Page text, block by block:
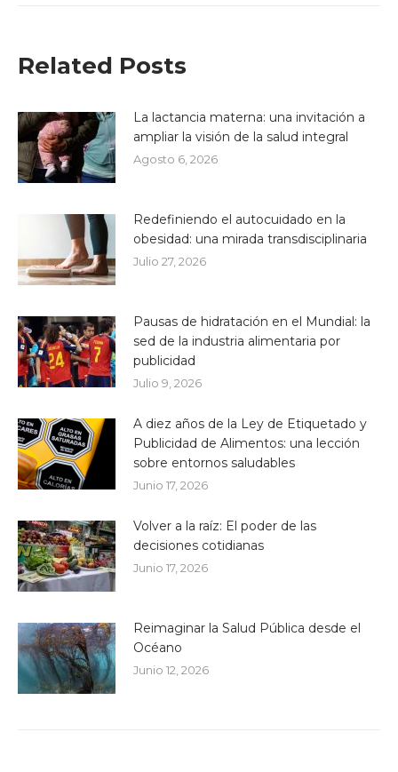
Related Posts
La lactancia materna: una invitación a
ampliar la visión de la salud integral
Agosto 6, 2026
Redefiniendo el autocuidado en la
obesidad: una mirada transdisciplinaria
Julio 27, 2026
Pausas de hidratación en el Mundial: la
sed de la industria alimentaria por
publicidad
Julio 9, 2026
A diez años de la Ley de Etiquetado y
Publicidad de Alimentos: una lección
sobre entornos saludables
Junio 17, 2026
Volver a la raíz: El poder de las
decisiones cotidianas
Junio 17, 2026
Reimaginar la Salud Pública desde el
Océano
Junio 12, 2026